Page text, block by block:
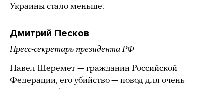
Украины стало меньше.
Дмитрий Песков
Пресс-секретарь президента РФ
Павел Шеремет — гражданин Российской
Федерации, его убийство — повод для очень